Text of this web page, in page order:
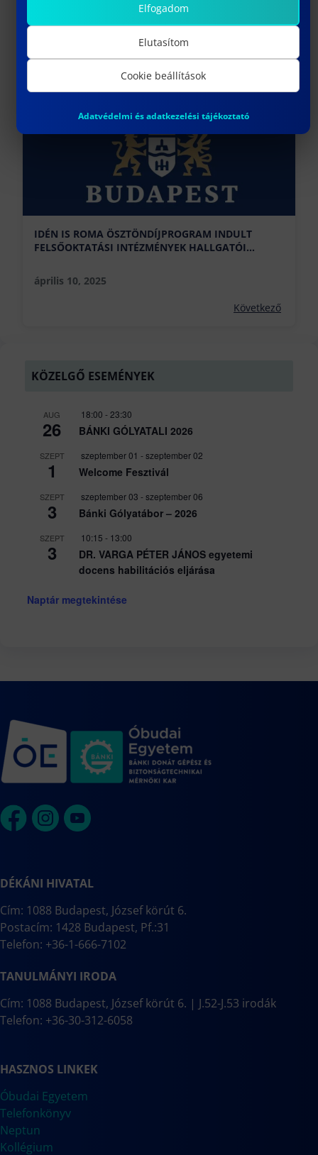
ROBBANTÁSTECHNIKAI TALÁLKOZÓ A BÁNKIN |
ISMERD MEG KÉPZÉSÜNKET ÁPRILIS 29-ÉN!
március 28, 2025
Előző
IDÉN IS ROMA ÖSZTÖNDÍJPROGRAM INDULT
FELSŐOKTATÁSI INTÉZMÉNYEK HALLGATÓI
április 10, 2025
Következő
KÖZELGŐ ESEMÉNYEK
AUG
26
18:00 - 23:30
BÁNKI GÓLYATALI 2026
SZEPT
1
szeptember 01 -szeptember 02
Welcome Fesztivál
SZEPT
3
szeptember 03 -szeptember 06
Bánki Gólyatábor – 2026
SZEPT
3
10:15 - 13:00
DR. VARGA PÉTER JÁNOS egyetemi
docens habilitációs eljárása
Naptár megtekintése
DÉKÁNI HIVATAL
Cím: 1088 Budapest, József körút 6.
Postacím: 1428 Budapest, Pf.:31
Telefon: +36-1-666-7102
TANULMÁNYI IRODA
Cím: 1088 Budapest, József körút 6. | J.52-J.53 irodák
Telefon: +36-30-312-6058
HASZNOS LINKEK
Óbudai Egyetem
Telefonkönyv
Neptun
Kollégium
Elfogadom
Elutasítom
Cookie beállítások
Adatvédelmi és adatkezelési tájékoztató